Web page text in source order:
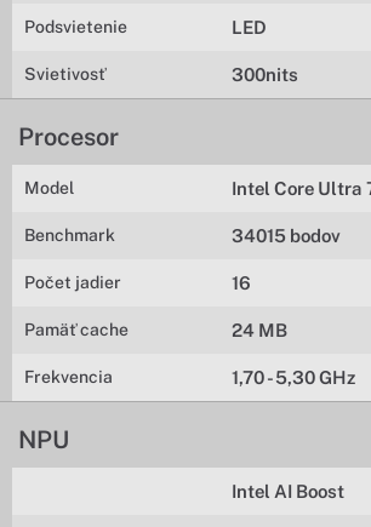
Podsvietenie LED
Svietivosť 300nits
Procesor
Model Intel Core Ultra
Benchmark 34015 bodov
Počet jadier 16
Pamäť cache 24 MB
Frekvencia 1,70 - 5,30 GHz
NPU
Intel AI Boost